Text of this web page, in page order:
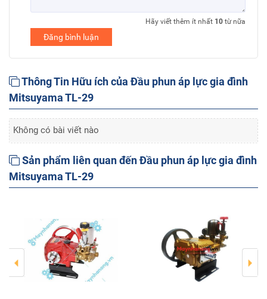
Hãy viết thêm ít nhất 10 từ nữa
Đăng bình luận
Thông Tin Hữu ích của Đầu phun áp lực gia đình
Mitsuyama TL-29
Không có bài viết nào
Sản phẩm liên quan đến Đầu phun áp lực gia đình
Mitsuyama TL-29